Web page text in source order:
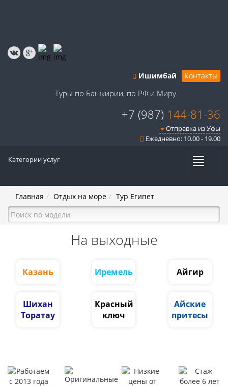
Ишимбай Контакты
Туры по Башкирии, по РФ и Миру.
+7 (987) 144-81-36
Отправка из Уфы
Ежедневно: 10.00 - 19.00
Категории услуг
Главная Отдых на море Тур Египет
На выходные
Казань Иремель Айгир
Шихан
Торатау
Красный
ключ
Айские
притесы